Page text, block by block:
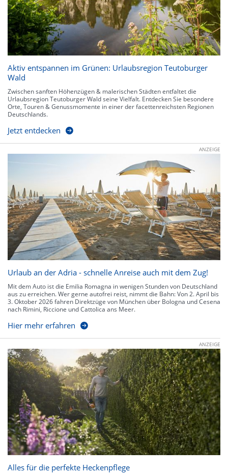
Aktiv entspannen im Grünen: Urlaubsregion Teutoburger
Wald
Zwischen sanften Höhenzügen & malerischen Städten entfaltet die
Urlaubsregion Teutoburger Wald seine Vielfalt. Entdecken Sie besondere
Orte, Touren & Genussmomente in einer der facettenreichsten Regionen
Deutschlands.
Jetzt entdecken
ANZEIGE
Urlaub an der Adria - schnelle Anreise auch mit dem Zug!
Mit dem Auto ist die Emilia Romagna in wenigen Stunden von Deutschland
aus zu erreichen. Wer gerne autofrei reist, nimmt die Bahn: Von 2. April bis
3. Oktober 2026 fahren Direktzüge von München über Bologna und Cesena
nach Rimini, Riccione und Cattolica ans Meer.
Hier mehr erfahren
ANZEIGE
Alles für die perfekte Heckenpflege